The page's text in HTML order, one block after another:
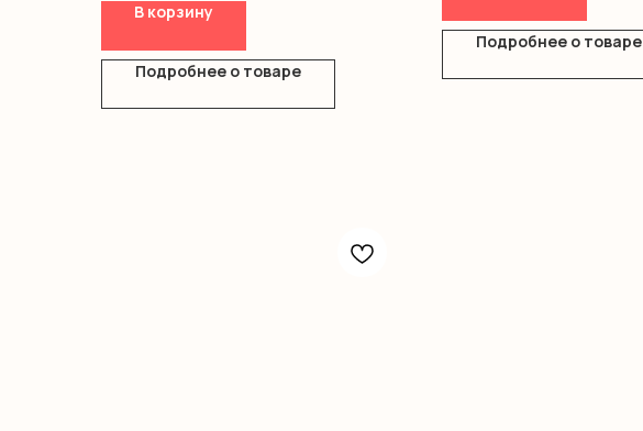
В корзину
Подробнее о товаре
Подробнее о товаре